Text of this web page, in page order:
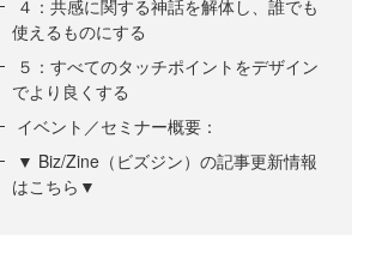
４：共感に関する神話を解体し、誰でも
使えるものにする
５：すべてのタッチポイントをデザイン
でより良くする
イベント／セミナー概要：
▼ Biz/Zine（ビズジン）の記事更新情報
はこちら▼